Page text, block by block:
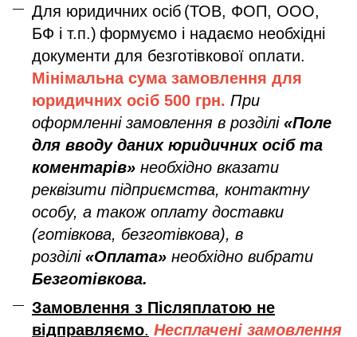
Для юридичних осіб (ТОВ, ФОП, ООО,
БФ і т.п.) формуємо і надаємо необхідні
документи для безготівкової оплати.
Мінімальна сума замовлення для
юридичних осіб 500 грн. При
оформленні замовлення в розділі «Поле
для вводу даних юридичних осіб та
коментарів» необхідно вказати
реквізити підприємства, контактну
особу, а також оплату доставки
(готівкова, безготівкова), в
розділі «Оплата» необхідно вибрати
Безготівкова.
Замовлення з Післяплатою не
відправляємо. Несплачені замовлення